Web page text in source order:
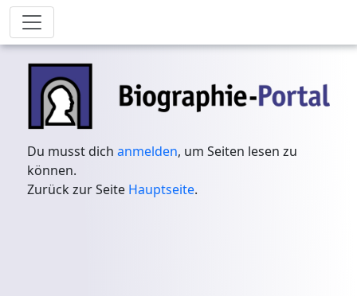
Du musst dichanmelden, um Seiten lesen zu
können.
Zurück zur Seite Hauptseite.